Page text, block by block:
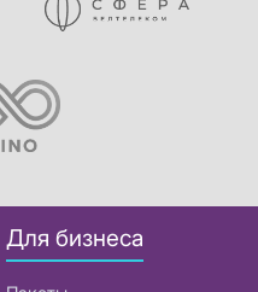
Для бизнеса